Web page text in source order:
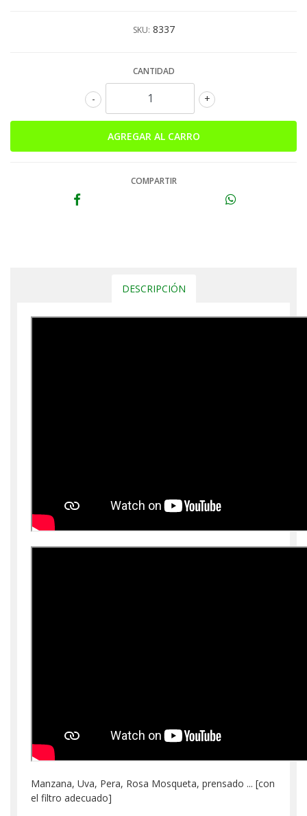
SKU: 8337
CANTIDAD
+
-
COMPARTIR
DESCRIPCIÓN
Manzana, Uva, Pera, Rosa Mosqueta, prensado ... [con
el filtro adecuado]